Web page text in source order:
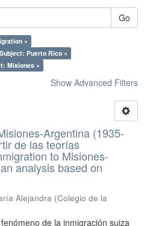
Go
×
Subject: Puerto Rico ×
Misiones ×
Show Advanced Filters
Argentina (1935-
de las teorías
to Misiones-
analysis based on
Alejandra (Colegio de la
de la inmigración suiza